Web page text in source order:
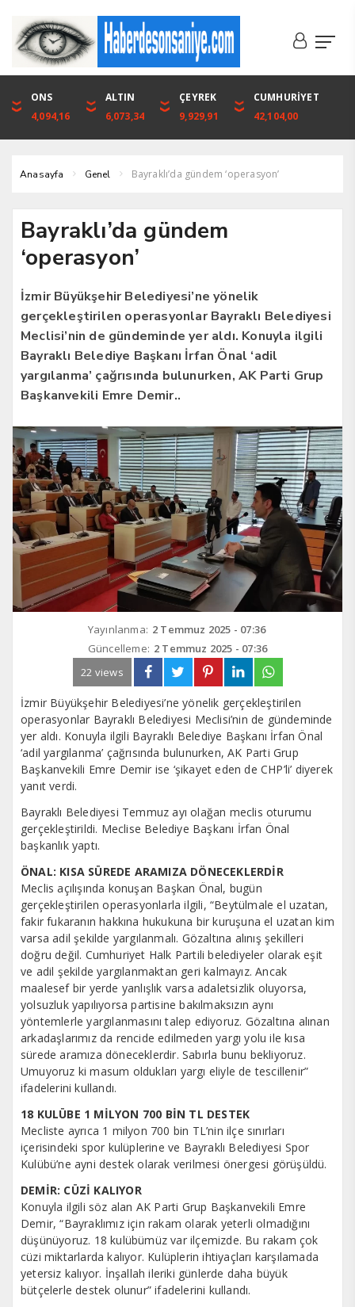
DOLAR
46,1316
EURO
53,3001
ALTIN
6,073,34
BIST
1.720,92
ONS
4,094,16
ALTIN
6,073,34
ÇEYREK
9,929,91
CUMHURİYET
42,104,00
Anasayfa Genel Bayraklı’da gündem ‘operasyon’
Bayraklı’da gündem
‘operasyon’
İzmir Büyükşehir Belediyesi’ne yönelik
gerçekleştirilen operasyonlar Bayraklı Belediyesi
Meclisi’nin de gündeminde yer aldı. Konuyla ilgili
Bayraklı Belediye Başkanı İrfan Önal ‘adil
yargılanma’ çağrısında bulunurken, AK Parti Grup
Başkanvekili Emre Demir..
Yayınlanma: 2 Temmuz 2025 - 07:36
Güncelleme: 2 Temmuz 2025 - 07:36
22 views
İzmir Büyükşehir Belediyesi’ne yönelik gerçekleştirilen
operasyonlar Bayraklı Belediyesi Meclisi’nin de gündeminde
yer aldı. Konuyla ilgili Bayraklı Belediye Başkanı İrfan Önal
‘adil yargılanma’ çağrısında bulunurken, AK Parti Grup
Başkanvekili Emre Demir ise ‘şikayet eden de CHP’li’ diyerek
yanıt verdi.
Bayraklı Belediyesi Temmuz ayı olağan meclis oturumu
gerçekleştirildi. Meclise Belediye Başkanı İrfan Önal
başkanlık yaptı.
ÖNAL: KISA SÜREDE ARAMIZA DÖNECEKLERDİR
Meclis açılışında konuşan Başkan Önal, bugün
gerçekleştirilen operasyonlarla ilgili, “Beytülmale el uzatan,
fakir fukaranın hakkına hukukuna bir kuruşuna el uzatan kim
varsa adil şekilde yargılanmalı. Gözaltına alınış şekilleri
doğru değil. Cumhuriyet Halk Partili belediyeler olarak eşit
ve adil şekilde yargılanmaktan geri kalmayız. Ancak
maalesef bir yerde yanlışlık varsa adaletsizlik oluyorsa,
yolsuzluk yapılıyorsa partisine bakılmaksızın aynı
yöntemlerle yargılanmasını talep ediyoruz. Gözaltına alınan
arkadaşlarımız da rencide edilmeden yargı yolu ile kısa
sürede aramıza döneceklerdir. Sabırla bunu bekliyoruz.
Umuyoruz ki masum oldukları yargı eliyle de tescillenir”
ifadelerini kullandı.
18 KULÜBE 1 MİLYON 700 BİN TL DESTEK
Mecliste ayrıca 1 milyon 700 bin TL’nin ilçe sınırları
içerisindeki spor kulüplerine ve Bayraklı Belediyesi Spor
Kulübü’ne ayni destek olarak verilmesi önergesi görüşüldü.
DEMİR: CÜZİ KALIYOR
Konuyla ilgili söz alan AK Parti Grup Başkanvekili Emre
Demir, “Bayraklımız için rakam olarak yeterli olmadığını
düşünüyoruz. 18 kulübümüz var ilçemizde. Bu rakam çok
cüzi miktarlarda kalıyor. Kulüplerin ihtiyaçları karşılamada
yetersiz kalıyor. İnşallah ileriki günlerde daha büyük
bütçelerle destek olunur” ifadelerini kullandı.